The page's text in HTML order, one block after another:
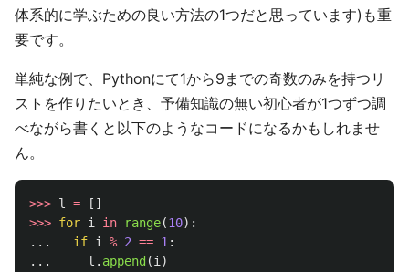
体系的に学ぶための良い方法の1つだと思っています)も重
要です。
単純な例で、Pythonにて1から9までの奇数のみを持つリ
ストを作りたいとき、予備知識の無い初心者が1つずつ調
べながら書くと以下のようなコードになるかもしれませ
ん。
>>> l =
[]
>>> for i in range(10):
...
if i % 2 == 1 :
...
l . append (i )